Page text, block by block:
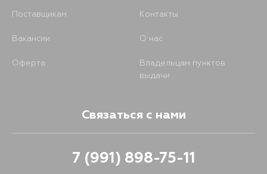
Поставщикам Контакты
Вакансии О нас
Оферта
Владельцам пунктов
выдачи
Связаться с нами
7 (991) 898-75-11